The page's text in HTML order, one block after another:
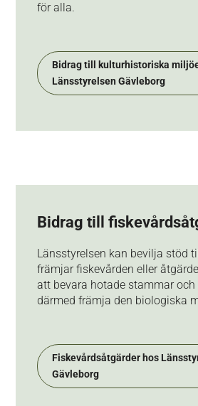
för alla.
Bidrag till kulturhistoriska
Länsstyrelsen Gävleborg
Bidrag till
Länsstyrelsen kan bevilja stöd
främjar fiskevården eller
att bevara hotade stammar
därmed främja den biologiska
Fiskevårdsåtgärder hos
Gävleborg